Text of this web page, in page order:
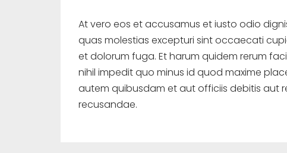
At vero eos et accusamus et iusto odio
quas molestias excepturi sint occaecati
et dolorum fuga. Et harum quidem rerum
nihil impedit quo minus id quod maxime
autem quibusdam et aut officiis debitis aut
recusandae.